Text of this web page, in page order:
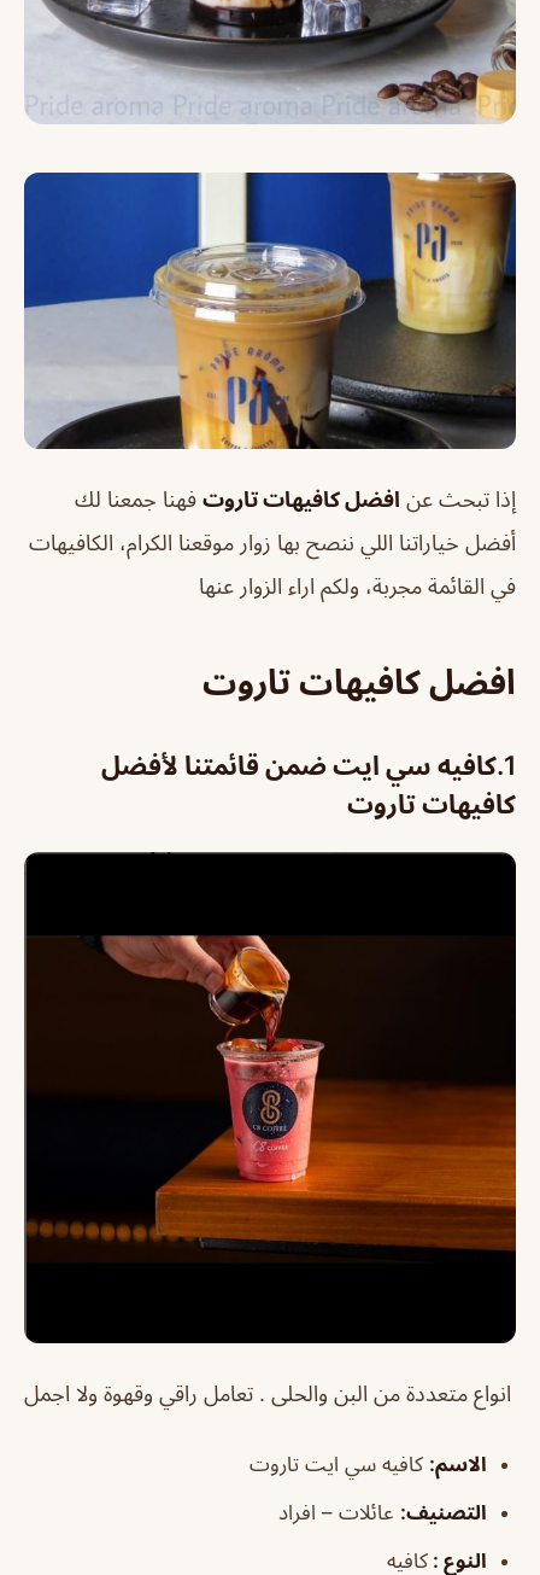
إذا تبحث عن افضل كافيهات تاروت فهنا جمعنا لك
أفضل خياراتنا اللي ننصح بها زوار موقعنا الكرام، الكافيهات
في القائمة مجربة، ولكم اراء الزوار عنها
افضل كافيهات تاروت
1. كافيه سي ايت ضمن قائمتنا لأفضل
كافيهات تاروت
انواع متعددة من البن والحلى . تعامل راقي وقهوة ولا اجمل
الاسم: كافيه سي ايت تاروت
التصنيف: عائلات – افراد
النوع : كافيه